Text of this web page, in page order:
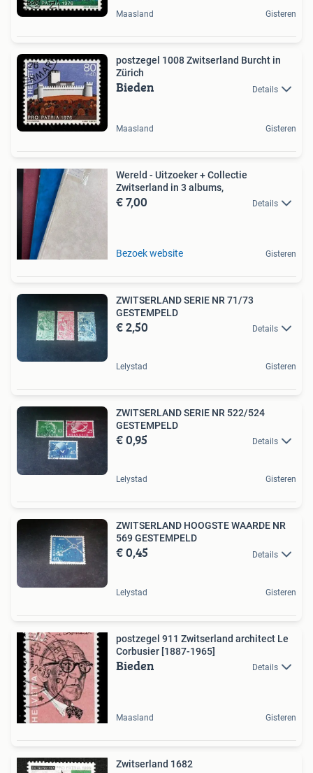
Maasland Gisteren
postzegel 1008 Zwitserland Burcht in
Zürich
Bieden Details
Maasland Gisteren
Wereld - Uitzoeker + Collectie
Zwitserland in 3 albums,
€ 7,00 Details
Bezoek website Gisteren
ZWITSERLAND SERIE NR 71/73
GESTEMPELD
€ 2,50 Details
Lelystad Gisteren
ZWITSERLAND SERIE NR 522/524
GESTEMPELD
€ 0,95 Details
Lelystad Gisteren
ZWITSERLAND HOOGSTE WAARDE NR
569 GESTEMPELD
€ 0,45 Details
Lelystad Gisteren
postzegel 911 Zwitserland architect Le
Corbusier [1887-1965]
Bieden Details
Maasland Gisteren
Zwitserland 1682